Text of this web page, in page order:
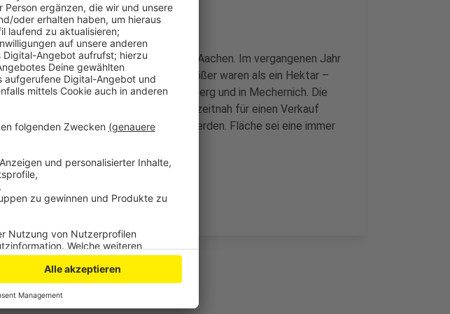
noch stärker als in der Gesamtregion Aachen. Im vergangenen Jahr
nur zwei Grundstücke verkauft, die größer waren als ein Hektar –
Industrie – und Gewerbepark am Silberberg und in Mechernich. Die
Flächenreserven bei uns in der Region zeitnah für einen Verkauf
veraltete Gebiete sollten erneuert werden. Fläche sei eine immer